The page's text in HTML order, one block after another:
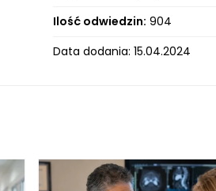
Ilość odwiedzin: 904
Data dodania: 15.04.2024